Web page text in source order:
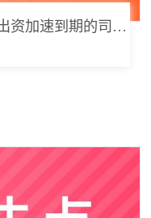
弘齐研析 | 认缴资本制下股东出资加速到期的司法边界与例外体系